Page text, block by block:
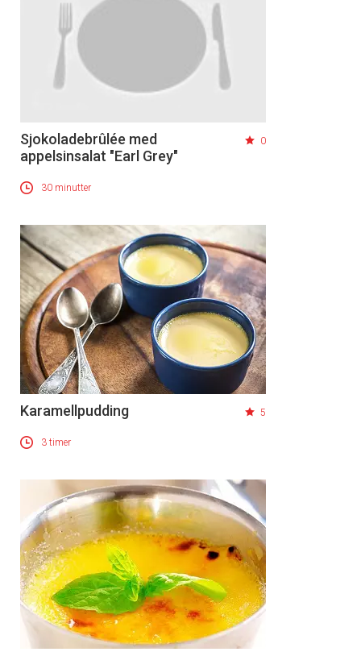
Sjokoladebrûlée med
appelsinsalat "Earl Grey"
0
30 minutter
Karamellpudding 5
3 timer